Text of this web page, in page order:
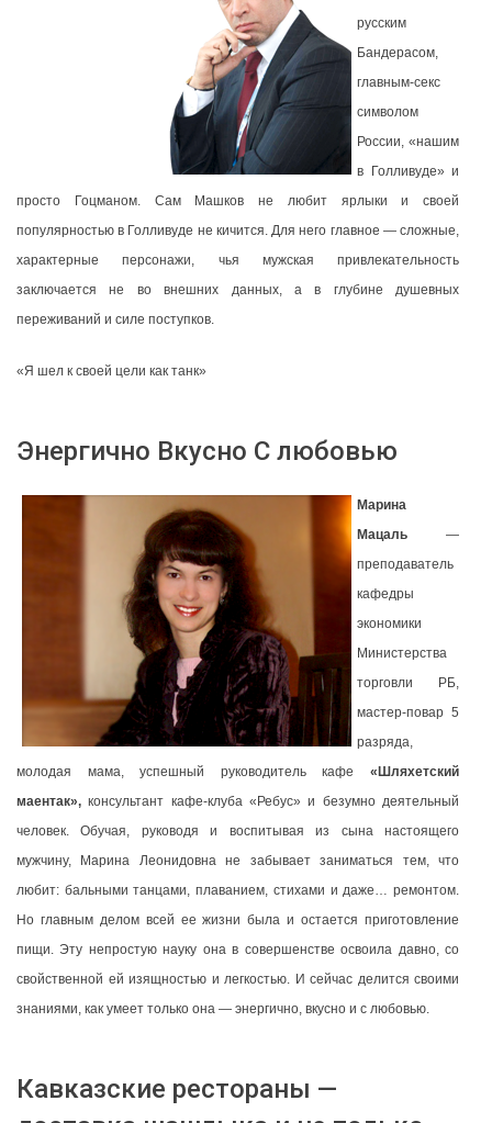
русским
Бандерасом,
главным-секс
символом
России, «нашим
в Голливуде» и
просто Гоцманом. Сам Машков не любит ярлыки и своей
популярностью в Голливуде не кичится. Для него главное — сложные,
характерные персонажи, чья мужская привлекательность
заключается не во внешних данных, а в глубине душевных
переживаний и силе поступков.
«Я шел к своей цели как танк»
Энергично Вкусно С любовью
Марина
Мацаль —
преподаватель
кафедры
экономики
Министерства
торговли РБ,
мастер-повар 5
разряда,
молодая мама, успешный руководитель кафе «Шляхетский
маентак», консультант кафе-клуба «Ребус» и безумно деятельный
человек. Обучая, руководя и воспитывая из сына настоящего
мужчину, Марина Леонидовна не забывает заниматься тем, что
любит: бальными танцами, плаванием, стихами и даже… ремонтом.
Но главным делом всей ее жизни была и остается приготовление
пищи. Эту непростую науку она в совершенстве освоила давно, со
свойственной ей изящностью и легкостью. И сейчас делится своими
знаниями, как умеет только она — энергично, вкусно и с любовью.
Кавказские рестораны —